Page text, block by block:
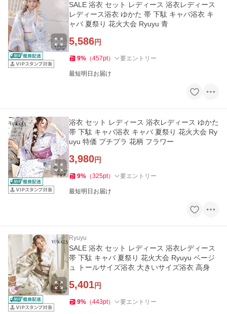
SALE 浴衣 セット レディース 浴衣レディース
レディース浴衣 ゆかた 帯 下駄 キャバ浴衣 キ
ャバ 夏祭り 花火大会 Ryuyu 青
5,586円
9% （457pt） 要エントリー
最短明日お届け
浴衣 セット レディース 浴衣レディース ゆかた
帯 下駄 キャバ浴衣 キャバ 夏祭り 花火大会 Ry
uyu 特価 プチプラ 花柄 フラワー
3,980円
9% （325pt） 要エントリー
最短明日お届け
Ryuyu
SALE 浴衣 セット レディース 浴衣レディース
帯 下駄 キャバ 夏祭り 花火大会 Ryuyu ベージ
ュ トールサイズ浴衣 大きいサイズ浴衣 高身
5,401円
9% （443pt） 要エントリー